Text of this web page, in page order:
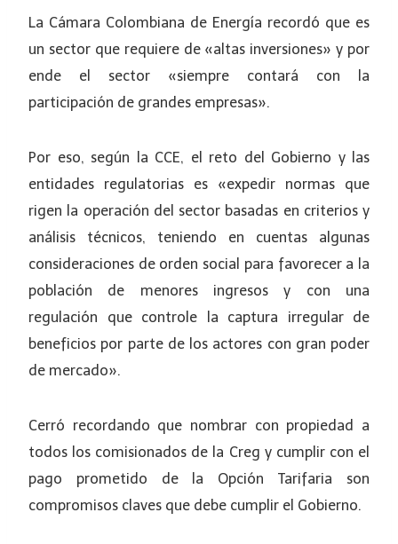
La Cámara Colombiana de Energía recordó que es
un sector que requiere de «altas inversiones» y por
ende el sector «siempre contará con la
participación de grandes empresas».
Por eso, según la CCE, el reto del Gobierno y las
entidades regulatorias es «expedir normas que
rigen la operación del sector basadas en criterios y
análisis técnicos, teniendo en cuentas algunas
consideraciones de orden social para favorecer a la
población de menores ingresos y con una
regulación que controle la captura irregular de
beneficios por parte de los actores con gran poder
de mercado».
Cerró recordando que nombrar con propiedad a
todos los comisionados de la Creg y cumplir con el
pago prometido de la Opción Tarifaria son
compromisos claves que debe cumplir el Gobierno.